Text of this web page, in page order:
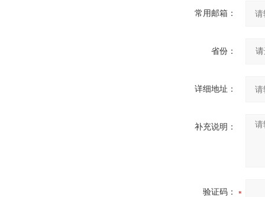
常用邮箱：
省份：
详细地址：
补充说明：
验证码：